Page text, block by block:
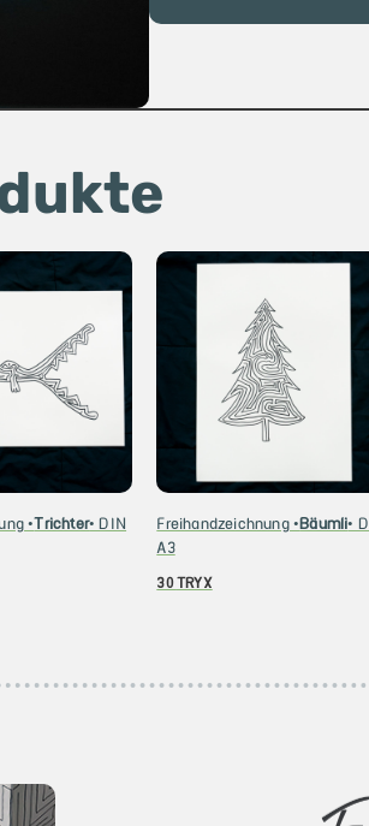
t
k
•Trichter• DIN
Freihandzeichnung •Bäumli•
A3
30TRYX